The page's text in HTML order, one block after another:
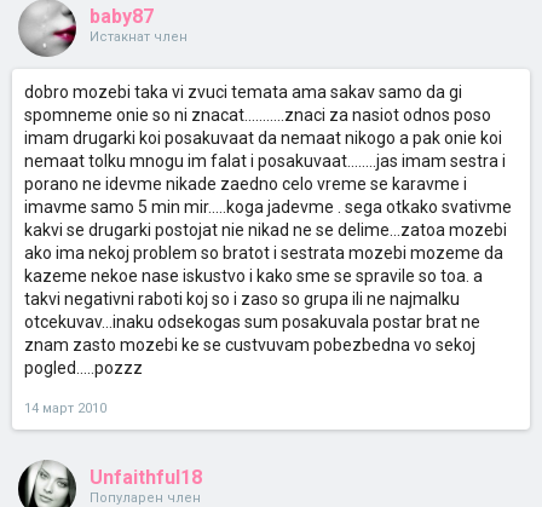
baby87
Истакнат член
dobro mozebi taka vi zvuci temata ama sakav samo da gi
spomneme onie so ni znacat...........znaci za nasiot odnos poso
imam drugarki koi posakuvaat da nemaat nikogo a pak onie koi
nemaat tolku mnogu im falat i posakuvaat........jas imam sestra i
porano ne idevme nikade zaedno celo vreme se karavme i
imavme samo 5 min mir.....koga jadevme . sega otkako svativme
kakvi se drugarki postojat nie nikad ne se delime...zatoa mozebi
ako ima nekoj problem so bratot i sestrata mozebi mozeme da
kazeme nekoe nase iskustvo i kako sme se spravile so toa. a
takvi negativni raboti koj so i zaso so grupa ili ne najmalku
otcekuvav...inaku odsekogas sum posakuvala postar brat ne
znam zasto mozebi ke se custvuvam pobezbedna vo sekoj
pogled.....pozzz
14 март 2010
Unfaithful18
Популарен член